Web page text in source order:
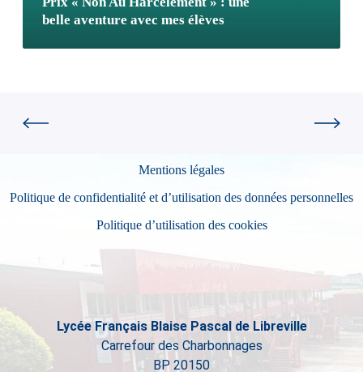
belle aventure avec mes élèves
Mentions légales
Politique de confidentialité et d’utilisation des données personnelles
Politique d’utilisation des cookies
Lycée Français Blaise Pascal de Libreville
Carrefour des Charbonnages
BP 20150